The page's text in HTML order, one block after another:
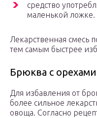
средство
маленькой ложке.
Лекарственная смесь
тем самым быстрее
Брюква с
Для избавления от
более сильное
овоща. Согласно